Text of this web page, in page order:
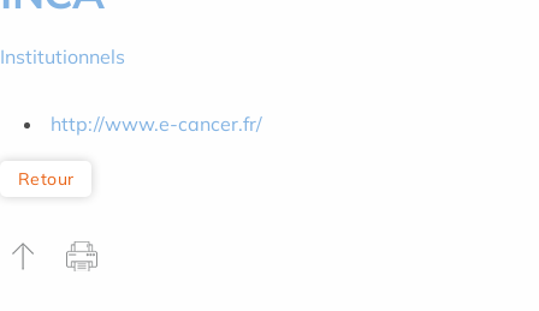
Institutionnels
http://www.e-cancer.fr/
Retour